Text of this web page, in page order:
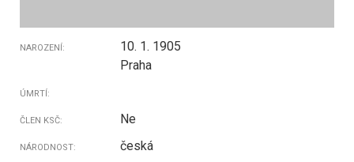
NAROZENÍ:
10. 1. 1905
Praha
ÚMRTÍ:
ČLEN KSČ: Ne
NÁRODNOST: česká